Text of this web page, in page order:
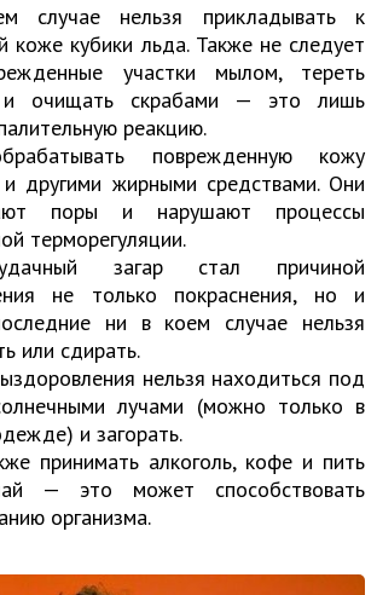
случае нельзя прикладывать к
коже кубики льда. Также не следует
участки мылом, тереть
и очищать скрабами — это лишь
реакцию.
поврежденную кожу
и другими жирными средствами. Они
поры и нарушают процессы
терморегуляции.
загар стал причиной
не только покраснения, но и
ни в коем случае нельзя
или сдирать.
нельзя находиться под
лучами (можно только в
и загорать.
принимать алкоголь, кофе и пить
— это может способствовать
организма.